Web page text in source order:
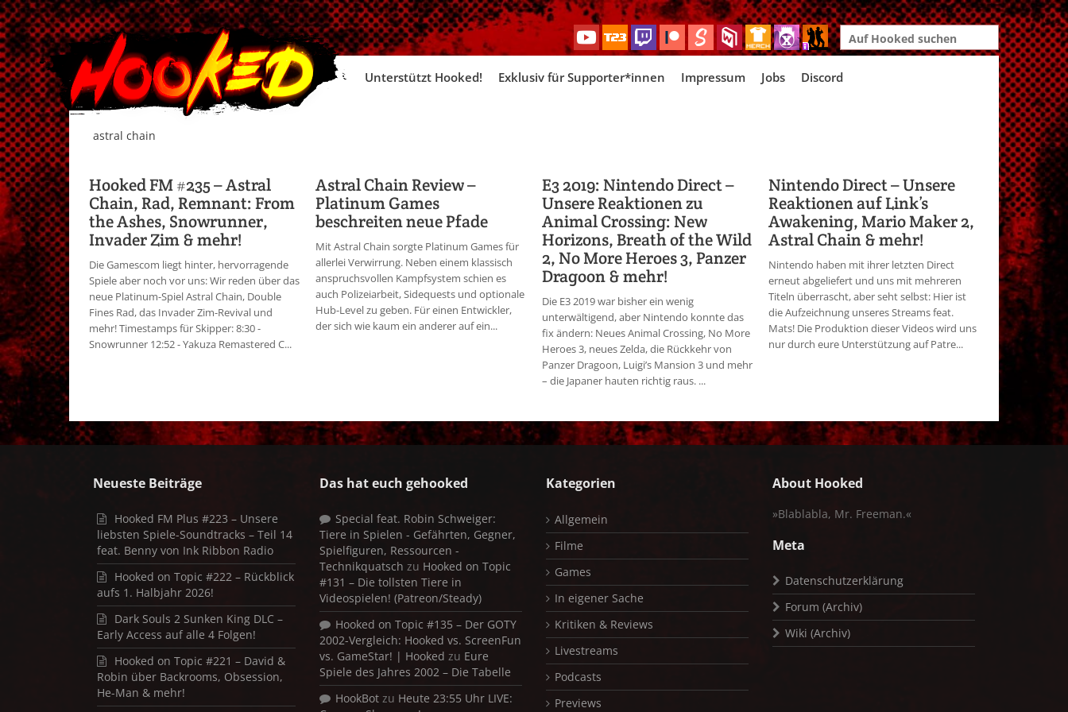
Search
for:
Skip
Unterstützt Hooked! Exklusiv für Supporter*innen Impressum Jobs Discord
astral chain
Hooked FM #235 – Astral
Chain, Rad, Remnant: From
the Ashes, Snowrunner,
Invader Zim & mehr!
Die Gamescom liegt hinter, hervorragende
Spiele aber noch vor uns: Wir reden über das
neue Platinum-Spiel Astral Chain, Double
Fines Rad, das Invader Zim-Revival und
mehr! Timestamps für Skipper: 8:30 -
Snowrunner 12:52 - Yakuza Remastered C...
Astral Chain Review –
Platinum Games
beschreiten neue Pfade
Mit Astral Chain sorgte Platinum Games für
allerlei Verwirrung. Neben einem klassisch
anspruchsvollen Kampfsystem schien es
auch Polizeiarbeit, Sidequests und optionale
Hub-Level zu geben. Für einen Entwickler,
der sich wie kaum ein anderer auf ein...
E3 2019: Nintendo Direct –
Unsere Reaktionen zu
Animal Crossing: New
Horizons, Breath of the Wild
2, No More Heroes 3, Panzer
Dragoon & mehr!
Die E3 2019 war bisher ein wenig
unterwältigend, aber Nintendo konnte das
fix ändern: Neues Animal Crossing, No More
Heroes 3, neues Zelda, die Rückkehr von
Panzer Dragoon, Luigi’s Mansion 3 und mehr
– die Japaner hauten richtig raus. ...
Nintendo Direct – Unsere
Reaktionen auf Link’s
Awakening, Mario Maker 2,
Astral Chain & mehr!
Nintendo haben mit ihrer letzten Direct
erneut abgeliefert und uns mit mehreren
Titeln überrascht, aber seht selbst: Hier ist
die Aufzeichnung unseres Streams feat.
Mats! Die Produktion dieser Videos wird uns
nur durch eure Unterstützung auf Patre...
Neueste Beiträge
Hooked FM Plus #223 – Unsere
liebsten Spiele-Soundtracks – Teil 14
feat. Benny von Ink Ribbon Radio
Hooked on Topic #222 – Rückblick
aufs 1. Halbjahr 2026!
Dark Souls 2 Sunken King DLC –
Early Access auf alle 4 Folgen!
Hooked on Topic #221 – David &
Robin über Backrooms, Obsession,
He-Man & mehr!
Das hat euch gehooked
Special feat. Robin Schweiger:
Tiere in Spielen - Gefährten, Gegner,
Spielfiguren, Ressourcen -
Technikquatsch zu Hooked on Topic
#131 – Die tollsten Tiere in
Videospielen! (Patreon/Steady)
Hooked on Topic #135 – Der GOTY
2002-Vergleich: Hooked vs. ScreenFun
vs. GameStar! | Hooked zu Eure
Spiele des Jahres 2002 – Die Tabelle
HookBot zu Heute 23:55 Uhr LIVE:
Kategorien
Allgemein
Filme
Games
In eigener Sache
Kritiken & Reviews
Livestreams
Podcasts
Previews
About Hooked
»Blablabla, Mr. Freeman.«
Meta
Datenschutzerklärung
Forum (Archiv)
Wiki (Archiv)